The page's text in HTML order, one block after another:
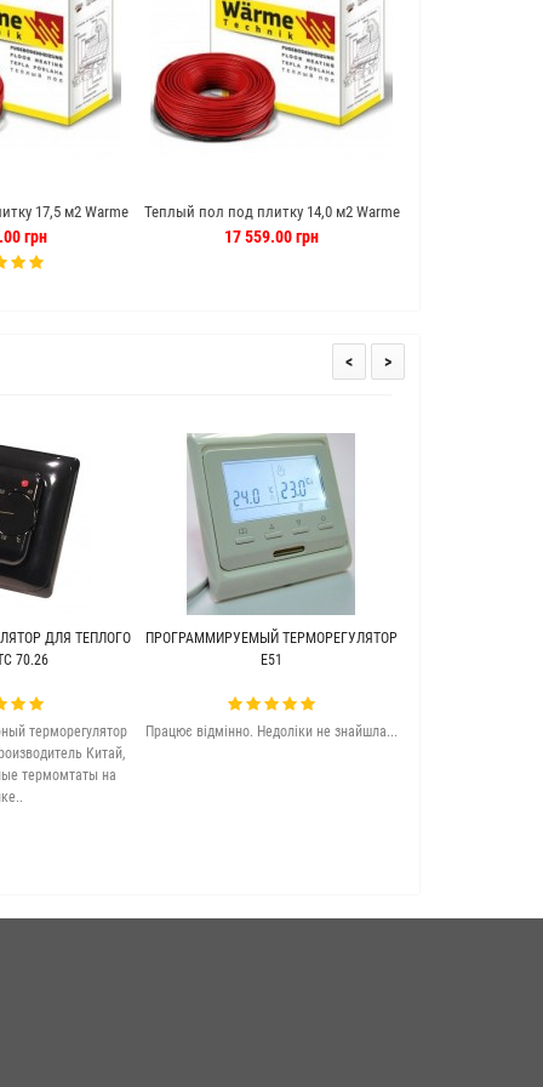
17,5 м2 Warme
грн
Теплый пол под плитку 14,0 м2 Warme
140 м кабель (Германия)
17 559.00 грн
ДЛЯ ТЕПЛОГО
70.26
терморегулятор
Китай,
термомтаты на
ПРОГРАММИРУЕМЫЙ ТЕРМОРЕГУЛЯТОР
Е51
Працює відмінно. Недоліки не знайшла...
< >